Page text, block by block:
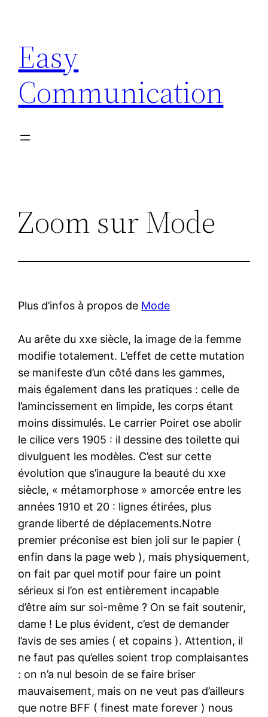
contenu
Easy
Communication
Zoom sur Mode
Plus d’infos à propos de Mode
Au arête du xxe siècle, la image de la femme
modifie totalement. L’effet de cette mutation
se manifeste d’un côté dans les gammes,
mais également dans les pratiques : celle de
l’amincissement en limpide, les corps étant
moins dissimulés. Le carrier Poiret ose abolir
le cilice vers 1905 : il dessine des toilette qui
divulguent les modèles. C’est sur cette
évolution que s’inaugure la beauté du xxe
siècle, « métamorphose » amorcée entre les
années 1910 et 20 : lignes étirées, plus
grande liberté de déplacements.Notre
premier préconise est bien joli sur le papier (
enfin dans la page web ), mais physiquement,
on fait par quel motif pour faire un point
sérieux si l’on est entièrement incapable
d’être aim sur soi-même ? On se fait soutenir,
dame ! Le plus évident, c’est de demander
l’avis de ses amies ( et copains ). Attention, il
ne faut pas qu’elles soient trop complaisantes
: on n’a nul besoin de se faire briser
mauvaisement, mais on ne veut pas d’ailleurs
que notre BFF ( finest mate forever ) nous